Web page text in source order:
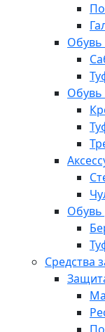
Обувь
Обувь
Обувь
Средства